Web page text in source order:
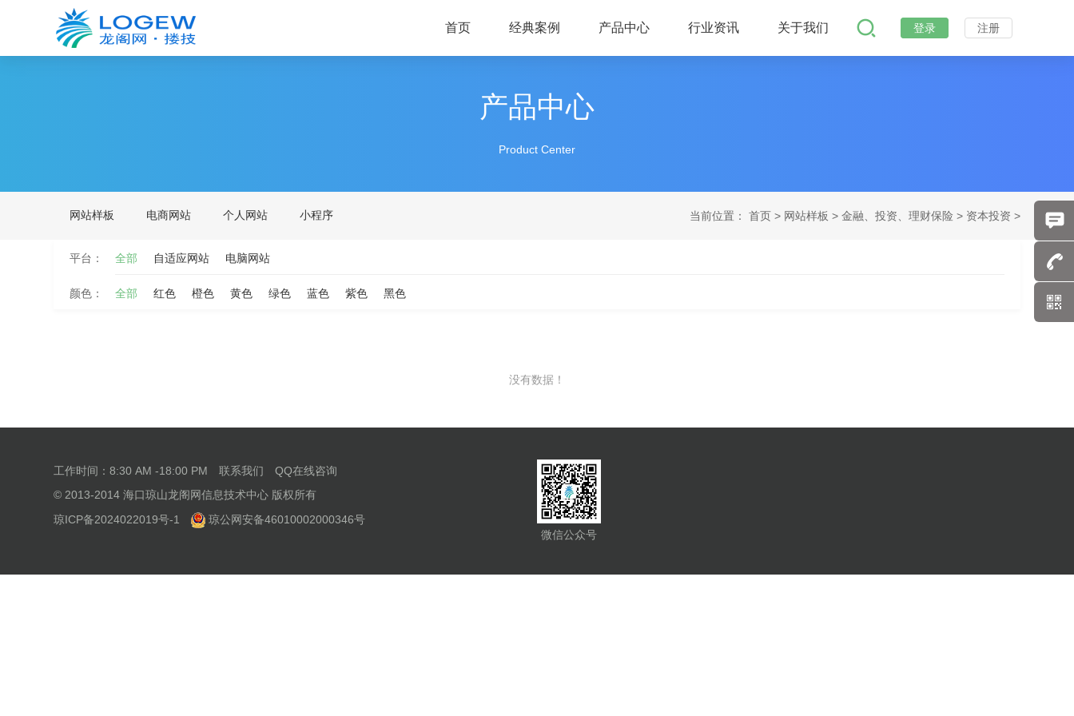
首页 经典案例 产品中心 行业资讯 关于我们 登录 注册
产品中心
Product Center
网站样板 电商网站 个人网站 小程序 当前位置： 首页> 网站样板 > 金融、投资、理财保险 > 资本投资 >
平台： 全部 自适应网站 电脑网站
颜色： 全部 红色 橙色 黄色 绿色 蓝色 紫色 黑色
没有数据！
工作时间：8:30 AM -18:00 PM 联系我们
QQ在线咨询
© 2013-2014 海口琼山龙阁网信息技术中心 版权所有
琼ICP备2024022019号-1
琼公网安备46010002000346号
微信公众号